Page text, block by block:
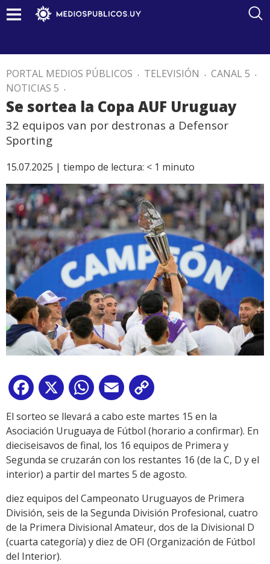
PORTAL MEDIOS PÚBLICOS . TELEVISIÓN . CANAL 5 .
NOTICIAS 5 .
Se sortea la Copa AUF Uruguay
32 equipos van por destronas a Defensor
Sporting
15.07.2025 | tiempo de lectura: < 1 minuto
Facebook
X WhatsApp
Email
Link
El sorteo se llevará a cabo este martes 15 en la
Asociación Uruguaya de Fútbol (horario a confirmar). En
dieciseisavos de final, los 16 equipos de Primera y
Segunda se cruzarán con los restantes 16 (de la C, D y el
interior) a partir del martes 5 de agosto.
diez equipos del Campeonato Uruguayos de Primera
División, seis de la Segunda División Profesional, cuatro
de la Primera Divisional Amateur, dos de la Divisional D
(cuarta categoría) y diez de OFI (Organización de Fútbol
del Interior).